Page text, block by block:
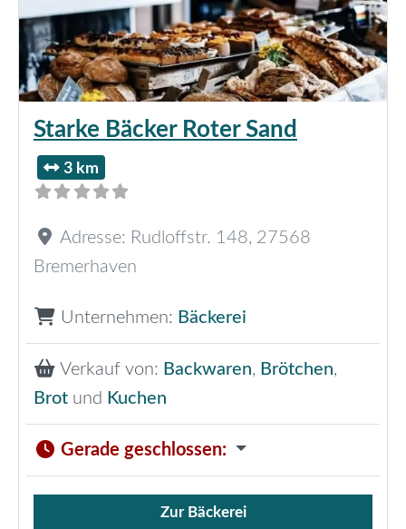
Starke Bäcker Roter Sand
3 km
Adresse: Rudloffstr. 148, 27568
Bremerhaven
Unternehmen: Bäckerei
Verkauf von: Backwaren, Brötchen,
Brot und Kuchen
Gerade geschlossen:
Verkauf von Brötchen,
Zur Bäckerei